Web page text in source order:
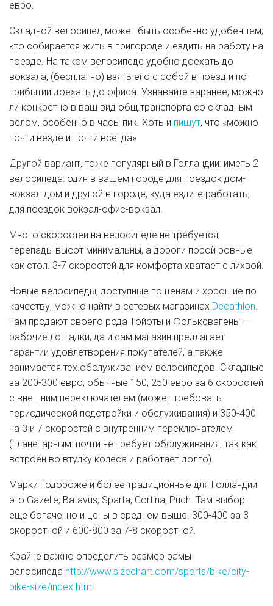
евро.
Складной велосипед может быть особенно удобен тем,
кто собирается жить в пригороде и ездить на работу на
поезде. На таком велосипеде удобно доехать до
вокзала, (бесплатно) взять его с собой в поезд и по
прибытии доехать до офиса. Узнавайте заранее, можно
ли конкретно в ваш вид общ.транспорта со складным
велом, особенно в часы пик. Хоть и пишут, что «можно
почти везде и почти всегда»
Другой вариант, тоже популярный в Голландии: иметь 2
велосипеда: один в вашем городе для поездок дом-
вокзал-дом и другой в городе, куда ездите работать,
для поездок вокзал-офис-вокзал.
Много скоростей на велосипеде не требуется,
перепады высот минимальны, а дороги порой ровные,
как стол. 3-7 скоростей для комфорта хватает с лихвой.
Новые велосипеды, доступные по ценам и хорошие по
качеству, можно найти в сетевых магазинах Decathlon.
Там продают своего рода Тoйоты и Фольксвагены —
рабочие лошадки, да и сам магазин предлагает
гарантии удовлетворения покупателей, а также
занимается тех.обслуживанием велосипедов. Складные
за 200-300 евро, обычные 150, 250 евро за 6 скоростей
с внешним переключателем (может требовать
периодической подстройки и обслуживания) и 350-400
на 3 и 7 скоростей с внутренним переключателем
(планетарным: почти не требует обслуживания, так как
встроен во втулку колеса и работает долго).
Марки подороже и более традиционные для Голландии
это Gazelle, Batavus, Sparta, Cortina, Puch. Там выбор
еще богаче, но и цены в среднем выше. 300-400 за 3
скоростной и 600-800 за 7-8 скоростной.
Крайне важно определить размер рамы
велосипеда http://www.sizechart.com/sports/bike/city-
bike-size/index.html